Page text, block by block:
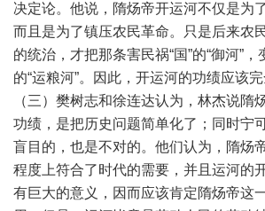
决定论。他说，隋炀帝开运河不仅是为
而且是为了镇压农民革命。只是后来农
的统治，才把那条害民祸“国”的“御河”
的“运粮河”。因此，开运河的功绩应该
（三）樊树志和徐连达认为，林杰说隋
功绩，是把历史问题简单化了；同时宁
盲目的，也是不对的。他们认为，隋炀
程度上符合了时代的需要，并且运河的
有巨大的意义，因而应该肯定隋炀帝这